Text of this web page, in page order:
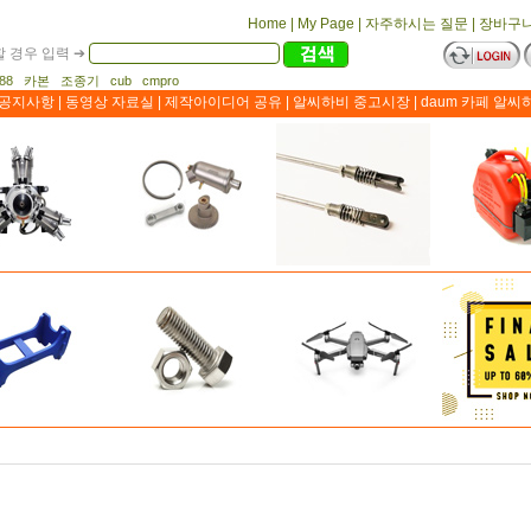
Home My Page 자주하시는 질문
장바구
경우 입력 ➔
카본 조종기 cub cmpro
공지사항 동영상 자료실 제작아이디어 공유 알씨하비 중고시장 daum 카페 알씨